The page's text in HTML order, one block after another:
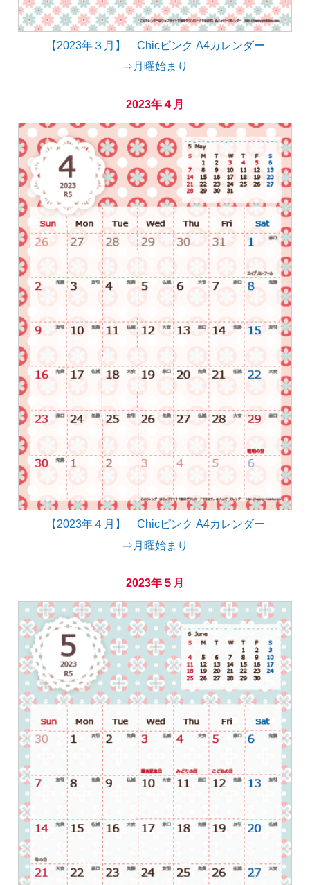
【2023年３月】 Chicピンク A4カレンダー
⇒月曜始まり
2023年４月
【2023年４月】 Chicピンク A4カレンダー
⇒月曜始まり
2023年５月